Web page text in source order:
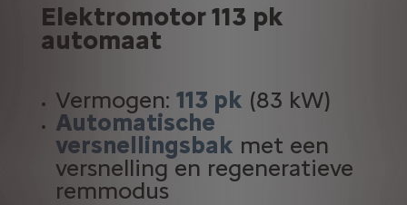
Elektromotor 113 pk
automaat
Vermogen: 113 pk (83 kW)
Automatische
versnellingsbak met een
versnelling en regeneratieve
remmodus